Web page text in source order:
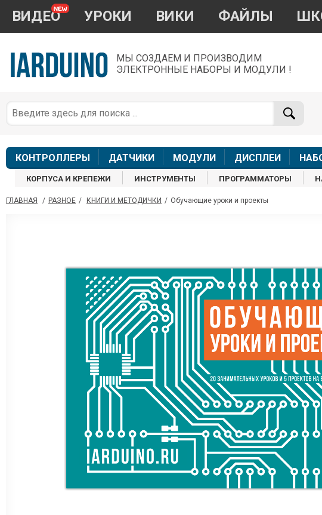
ВИДЕО УРОКИ ВИКИ ФАЙЛЫ
МЫ СОЗДАЕМ И ПРОИЗВОДИМ
ЭЛЕКТРОННЫЕ НАБОРЫ И МОДУЛИ !
КОНТРОЛЛЕРЫ ДАТЧИКИ МОДУЛИ ДИСПЛЕИ
КОРПУСА И КРЕПЕЖИ ИНСТРУМЕНТЫ ПРОГРАММАТОРЫ
ГЛАВНАЯ / РАЗНОЕ / КНИГИ И МЕТОДИЧКИ / Обучающие уроки и проекты
По
+7 968
звонки и аудио